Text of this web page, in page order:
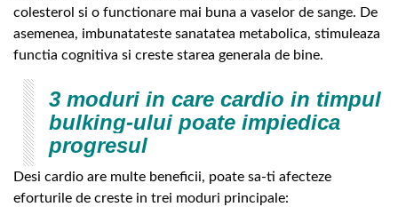
colesterol si o functionare mai buna a vaselor de sange. De
asemenea, imbunatateste sanatatea metabolica, stimuleaza
functia cognitiva si creste starea generala de bine.
3 moduri in care cardio in timpul
bulking-ului poate impiedica
progresul
Desi cardio are multe beneficii, poate sa-ti afecteze
eforturile de creste in trei moduri principale: